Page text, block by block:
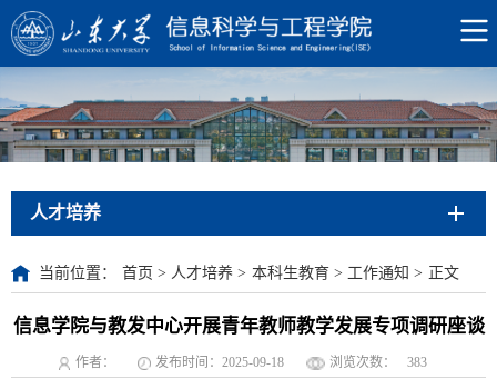
人才培养
当前位置： 首页 > 人才培养 > 本科生教育 > 工作通知 > 正文
信息学院与教发中心开展青年教师教学发展专项调研座谈
作者： 发布时间：2025-09-18 浏览次数： 383